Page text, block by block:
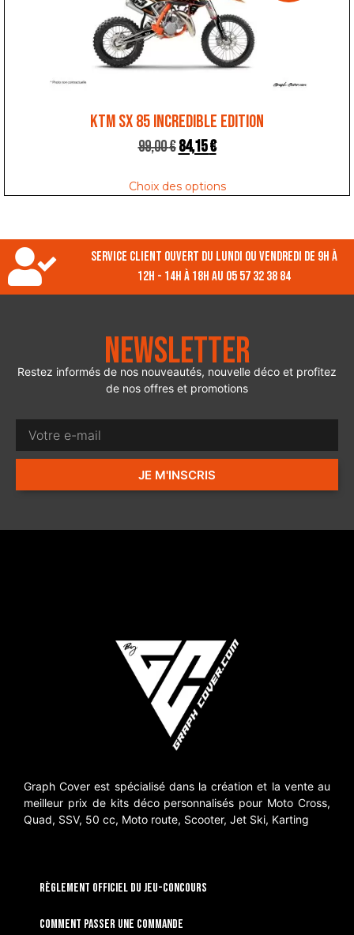
KTM SX 85 INCREDIBLE EDITION
99,00€84,15€
Choix des options
Service client ouvert du lundi ou vendredi de 9h à
12h - 14h à 18h au 05 57 32 38 84
Newsletter
Restez informés de nos nouveautés, nouvelle déco et profitez
de nos offres et promotions
JE M'INSCRIS
Graph Cover est spécialisé dans la création et la vente au
meilleur prix de kits déco personnalisés pour Moto Cross,
Quad, SSV, 50 cc, Moto route, Scooter, Jet Ski, Karting
RÈGLEMENT OFFICIEL DU JEU-CONCOURS
Comment passer une commande